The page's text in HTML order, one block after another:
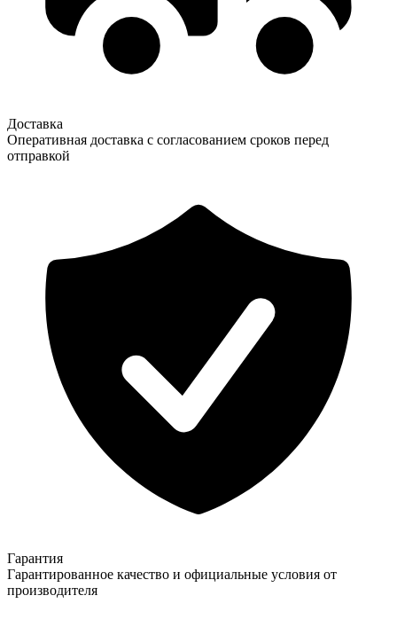
Доставка
Оперативная доставка с согласованием сроков перед
отправкой
Гарантия
Гарантированное качество и официальные условия от
производителя